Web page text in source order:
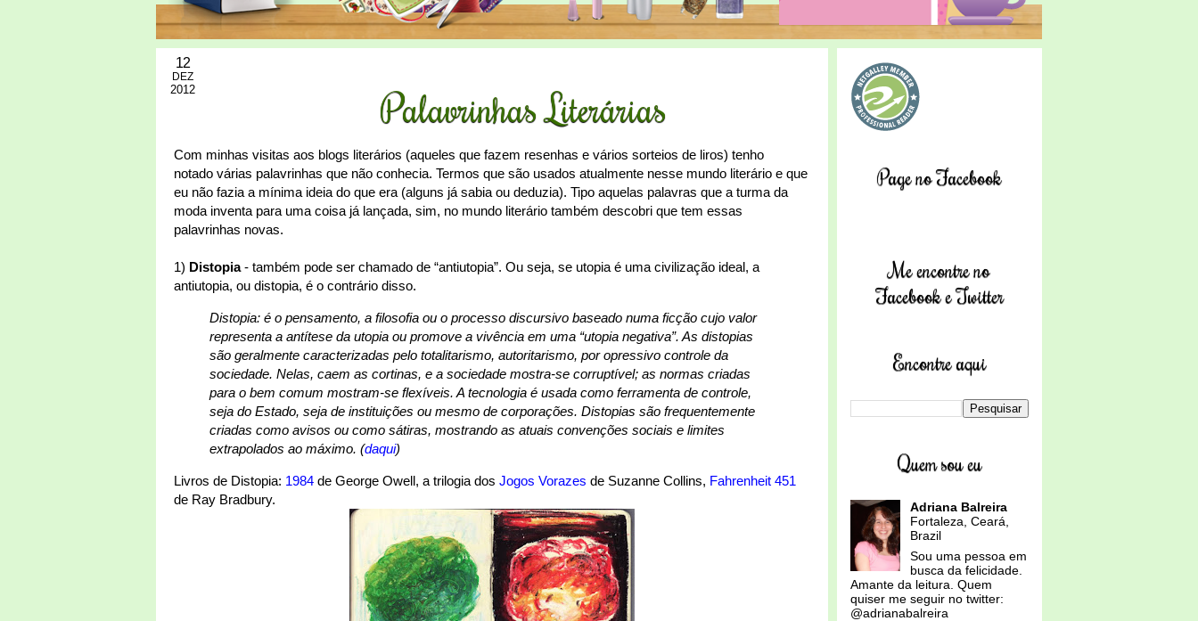
12
DEZ
2012 Palavrinhas Literárias
Com minhas visitas aos blogs literários (aqueles que fazem resenhas e vários sorteios de liros) tenho
notado várias palavrinhas que não conhecia. Termos que são usados atualmente nesse mundo literário e que
eu não fazia a mínima ideia do que era (alguns já sabia ou deduzia). Tipo aquelas palavras que a turma da
moda inventa para uma coisa já lançada, sim, no mundo literário também descobri que tem essas
palavrinhas novas.
1) Distopia- também pode ser chamado de “antiutopia”. Ou seja, se utopia é uma civilização ideal, a
antiutopia, ou distopia, é o contrário disso.
Distopia: é o pensamento, a filosofia ou o processo discursivo baseado numa ficção cujo valor
representa a antítese da utopia ou promove a vivência em uma “utopia negativa”. As distopias
são geralmente caracterizadas pelo totalitarismo, autoritarismo, por opressivo controle da
sociedade. Nelas, caem as cortinas, e a sociedade mostra-se corruptível; as normas criadas
para o bem comum mostram-se flexíveis. A tecnologia é usada como ferramenta de controle,
seja do Estado, seja de instituições ou mesmo de corporações. Distopias são frequentemente
criadas como avisos ou como sátiras, mostrando as atuais convenções sociais e limites
extrapolados ao máximo. (daqui)
Livros de Distopia: 1984 de George Owell, a trilogia dos Jogos Vorazes de Suzanne Collins, Fahrenheit 451
de Ray Bradbury.
Page no Facebook
Me encontre no
Facebook e Twitter
Encontre aqui
Quem sou eu
Adriana Balreira
Fortaleza, Ceará,
Brazil
Sou uma pessoa em
busca da felicidade.
Amante da leitura. Quem
quiser me seguir no twitter:
@adrianabalreira